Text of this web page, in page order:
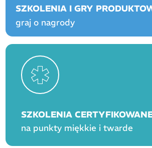
SZKOLENIA I GRY
graj o nagrody
SZKOLENIA
na punkty miękkie i twarde